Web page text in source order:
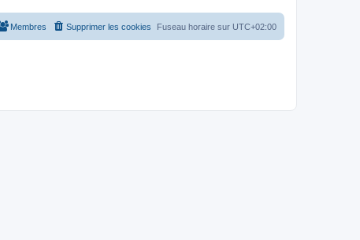
Fuseau horaire sur UTC+02:00
Supprimer les cookies
Membres